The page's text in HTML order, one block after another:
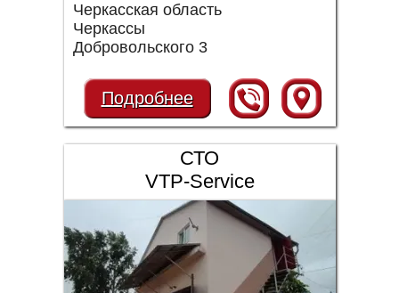
Черкасская область
Черкассы
Добровольского 3
Подробнее
СТО
VTP-Service